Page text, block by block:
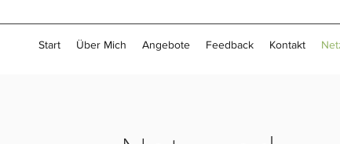
Start Über Mich Angebote Feedback Kontakt